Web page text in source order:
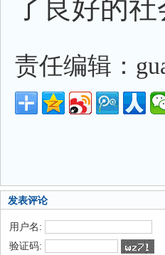
了良好的社
责任编辑：
发表评论
用户名:
验证码: